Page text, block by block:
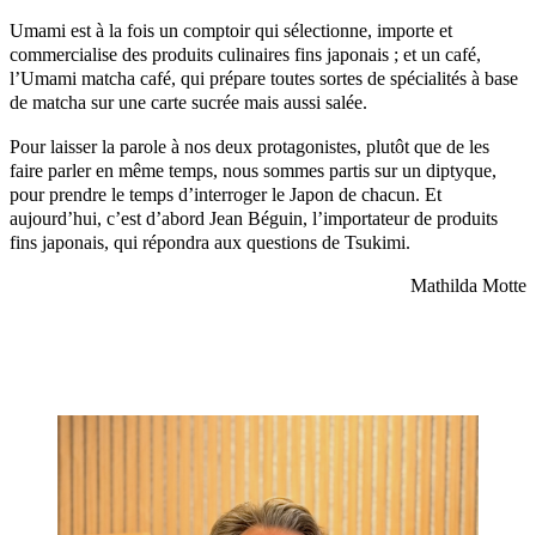
Umami est à la fois un comptoir qui sélectionne, importe et
commercialise des produits culinaires fins japonais ; et un café,
l’Umami matcha café, qui prépare toutes sortes de spécialités à base
de matcha sur une carte sucrée mais aussi salée.
Pour laisser la parole à nos deux protagonistes, plutôt que de les
faire parler en même temps, nous sommes partis sur un diptyque,
pour prendre le temps d’interroger le Japon de chacun. Et
aujourd’hui, c’est d’abord Jean Béguin, l’importateur de produits
fins japonais, qui répondra aux questions de Tsukimi.
Mathilda Motte